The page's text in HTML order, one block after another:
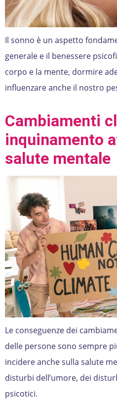
Il sonno è un aspetto
generale e il benessere
corpo e la mente, dormire
influenzare anche il nostro
Cambiamenti
inquinamento
salute mentale
Le conseguenze dei
delle persone sono sempre
incidere anche sulla salute
disturbi dell’umore, dei
psicotici.